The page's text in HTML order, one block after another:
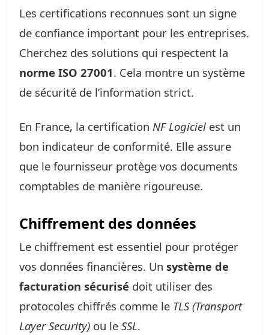
Les certifications reconnues sont un signe
de confiance important pour les entreprises.
Cherchez des solutions qui respectent la
norme ISO 27001. Cela montre un système
de sécurité de l’information strict.
En France, la certification NF Logiciel est un
bon indicateur de conformité. Elle assure
que le fournisseur protège vos documents
comptables de manière rigoureuse.
Chiffrement des données
Le chiffrement est essentiel pour protéger
vos données financières. Un système de
facturation sécurisé doit utiliser des
protocoles chiffrés comme le TLS (Transport
Layer Security) ou le SSL.